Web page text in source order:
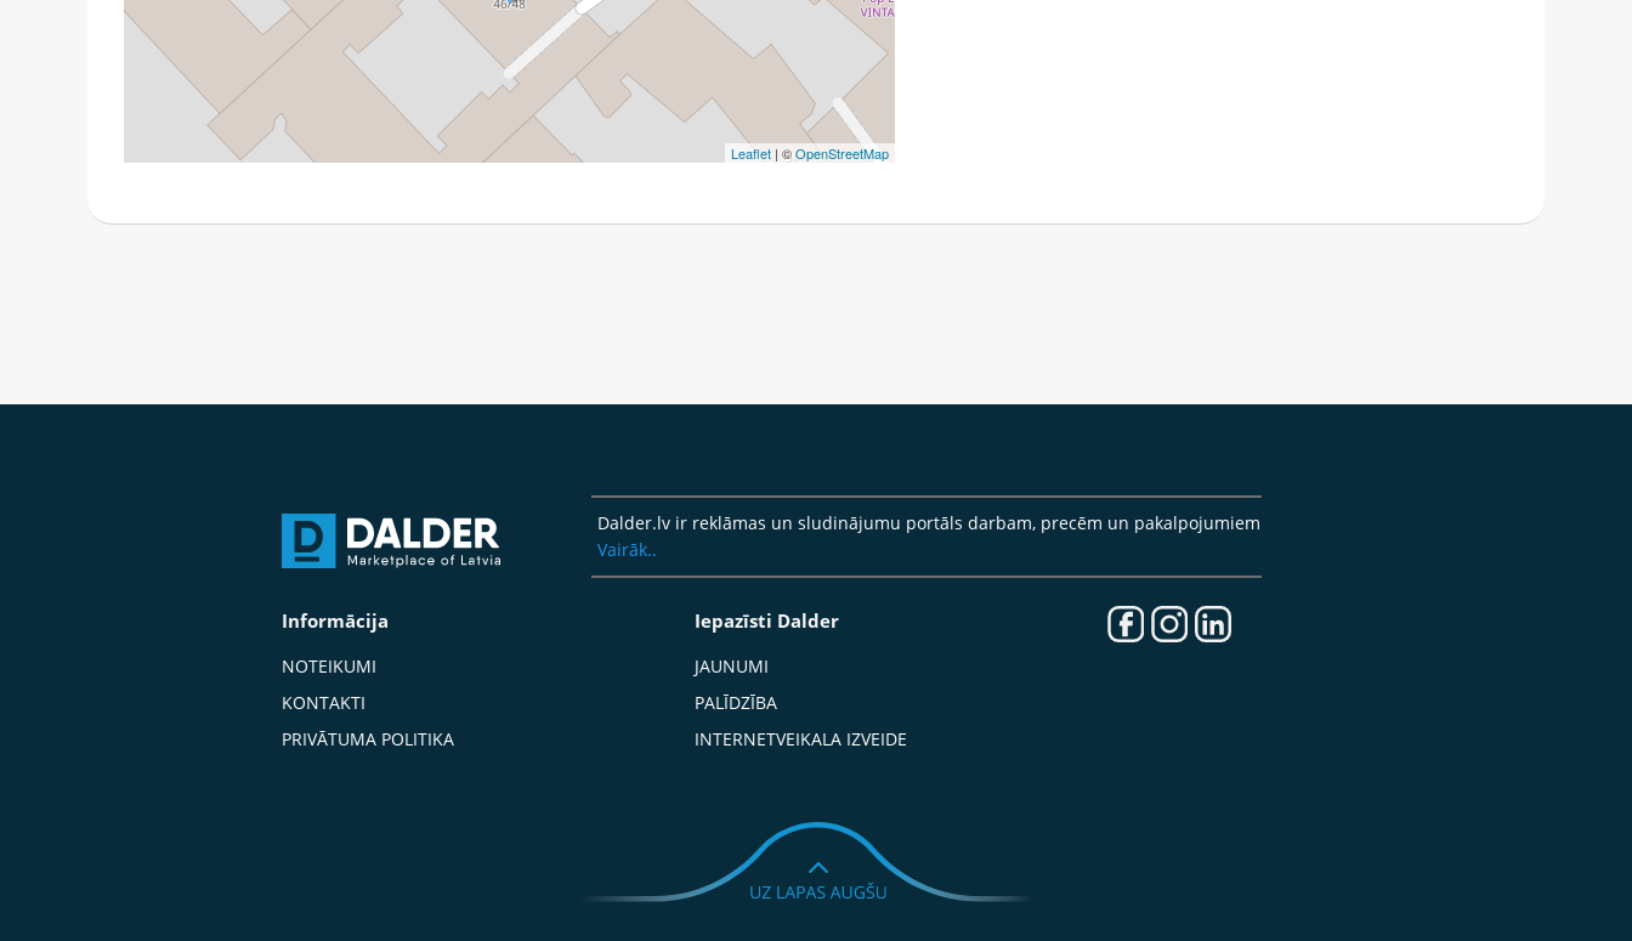
Leaflet | ©OpenStreetMap
Dalder.lv ir reklāmas un sludinājumu portāls darbam, precēm un pakalpojumiem
Vairāk..
Informācija
NOTEIKUMI
KONTAKTI
PRIVĀTUMA POLITIKA
Iepazīsti Dalder
JAUNUMI
PALĪDZĪBA
INTERNETVEIKALA IZVEIDE